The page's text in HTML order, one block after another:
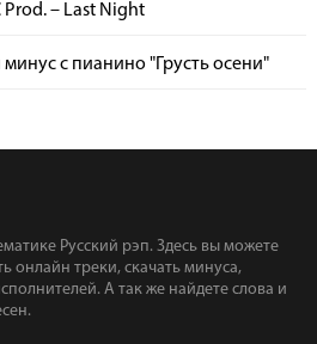
Prod. – Last Night
с пианино "Грусть осени"
Русский рэп. Здесь вы можете
онлайн треки, скачать минуса,
А так же найдете слова и